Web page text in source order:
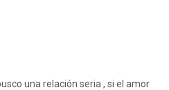
una relación seria , si el amor